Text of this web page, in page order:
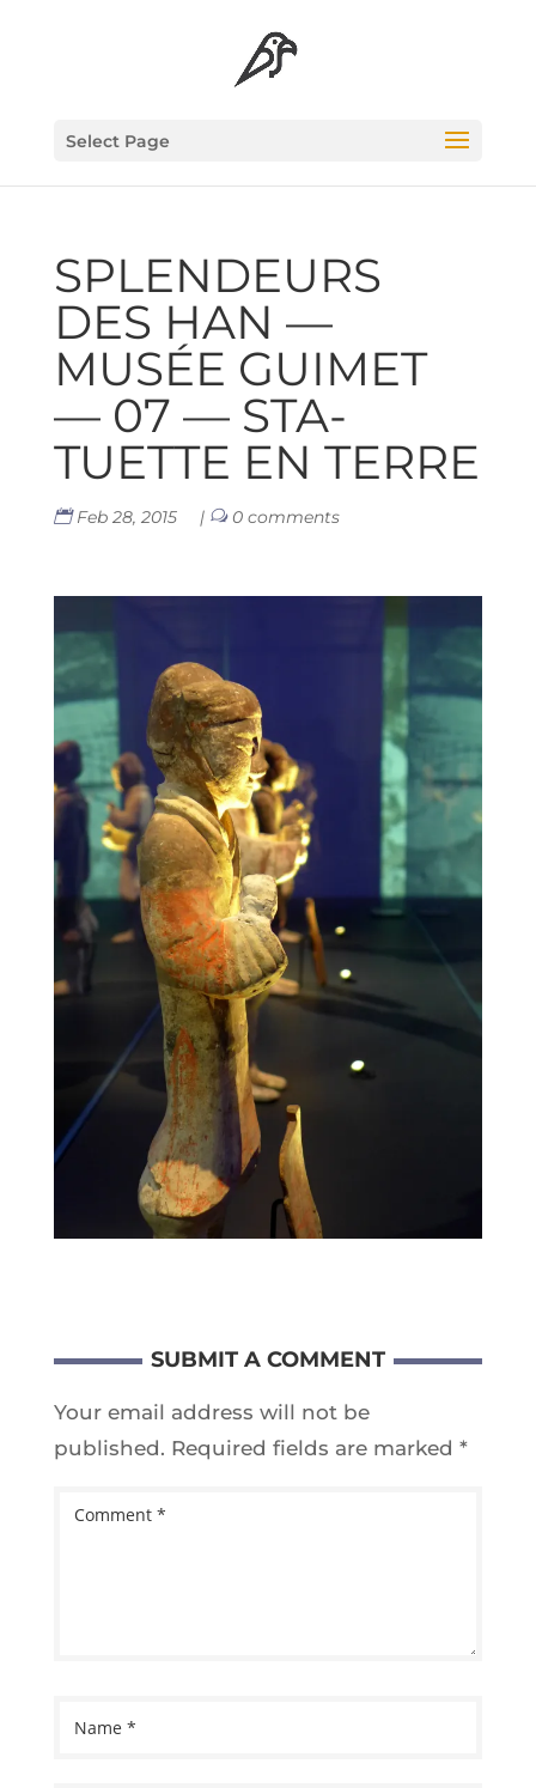
Select Page
SPLEN­DEURS
DES HAN —
MUSÉE GUI­MET
— 07 — STA­
TUETTE EN TERRE
Feb 28, 2015 | 0 comments
SUBMIT A COMMENT
Your email address will not be
published. Required fields are marked *